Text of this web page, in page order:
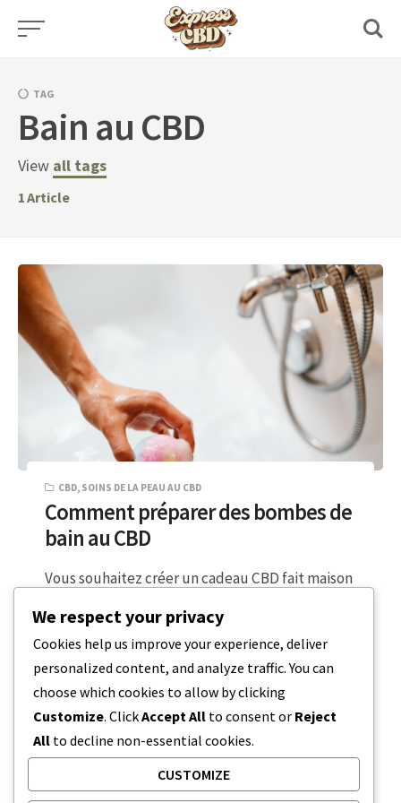
Skip
TAG
Bain au CBD
View all tags
1Article
CBD, SOINS DE LA PEAU AU CBD
Comment préparer des bombes de
bain au CBD
Vous souhaitez créer un cadeau CBD fait maison
propres et à…
3 MINUTES DE LECTURE 2 NOVEMBRE 2023
We respect your privacy
Cookies help us improve your experience, deliver
personalized content, and analyze traffic. You can
choose which cookies to allow by clicking
Customize. ClickAccept All to consent or Reject
All to decline non-essential cookies.
CUSTOMIZE